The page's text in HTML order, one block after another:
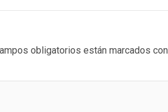
obligatorios están marcados con